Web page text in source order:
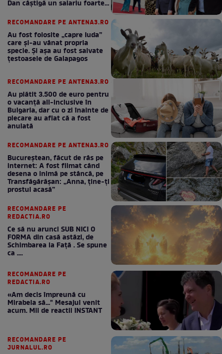
Dan câștigă un salariu foarte
RECOMANDARE PE ANTENA3.RO
Au fost folosite „capre Iuda”
care și-au vânat propria
specie. Și așa au fost salvate
țestoasele de Galapagos
RECOMANDARE PE ANTENA3.RO
Au plătit 3.500 de euro pentru
o vacanță all-inclusive în
Bulgaria, dar cu o zi înainte de
plecare au aflat că a fost
anulată
RECOMANDARE PE ANTENA3.RO
Bucureștean, făcut de râs pe
internet: A fost filmat când
desena o inimă pe stâncă, pe
Transfăgărășan: „Anna, ține-ți
prostul acasă”
RECOMANDARE PE
REDACTIA.RO
Ce să nu arunci SUB NICI O
FORMA din casă astăzi, de
Schimbarea la Față . Se spune
ca ....
RECOMANDARE PE
REDACTIA.RO
«Am decis împreună cu
Mirabela să..." Mesajul venit
acum. Mii de reactii INSTANT
RECOMANDARE PE
JURNALUL.RO